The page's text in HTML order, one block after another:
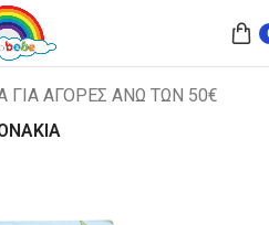
ΑΓΟΡΕΣ ΑΝΩ ΤΩΝ 50€